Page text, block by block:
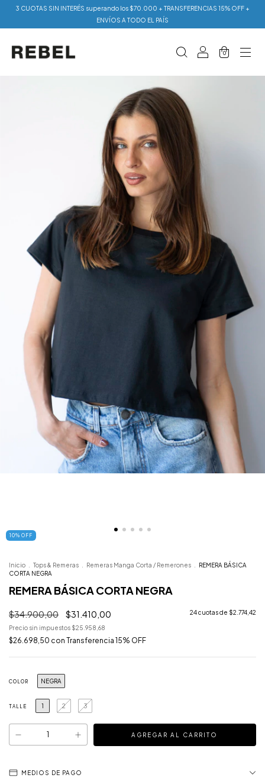
3 CUOTAS SIN INTERÉS superando los $70.000 + TRANSFERENCIAS 15% OFF +
ENVÍOS A TODO EL PAÍS
0
10% OFF
Inicio . Tops & Remeras . Remeras Manga Corta / Remerones .
REMERA BÁSICA
CORTA NEGRA
REMERA BÁSICA CORTA NEGRA
$34.900,00 $31.410,00 24cuotas de $2.774,42
Precio sin impuestos $25.958,68
$26.698,50 con Transferencia 15% OFF
COLOR NEGRA
TALLE 1 2 3
MEDIOS DE PAGO